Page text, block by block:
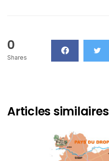
0
Shares
Articles similaires